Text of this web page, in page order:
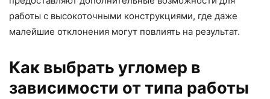
работы с высокоточными конструкциями, где даже
малейшие отклонения могут повлиять на результат.
Как выбрать угломер в
зависимости от типа работы